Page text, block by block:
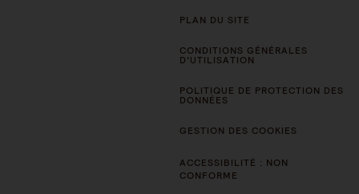
PLAN DU SITE
CONDITIONS GÉNÉRALES
D’UTILISATION
POLITIQUE DE PROTECTION DES
DONNÉES
GESTION DES COOKIES
ACCESSIBILITÉ : NON
CONFORME